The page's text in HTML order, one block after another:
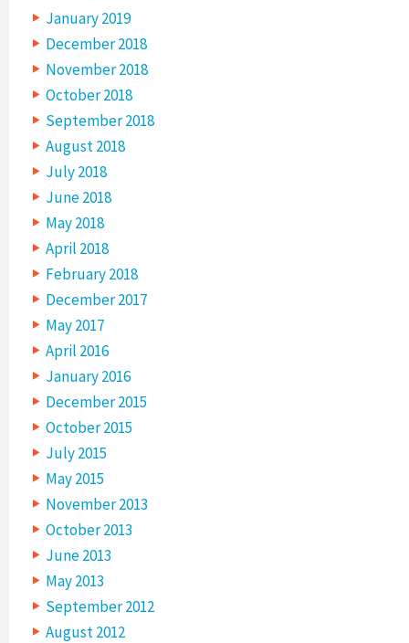
January 2019
December 2018
November 2018
October 2018
September 2018
August 2018
July 2018
June 2018
May 2018
April 2018
February 2018
December 2017
May 2017
April 2016
January 2016
December 2015
October 2015
July 2015
May 2015
November 2013
October 2013
June 2013
May 2013
September 2012
August 2012